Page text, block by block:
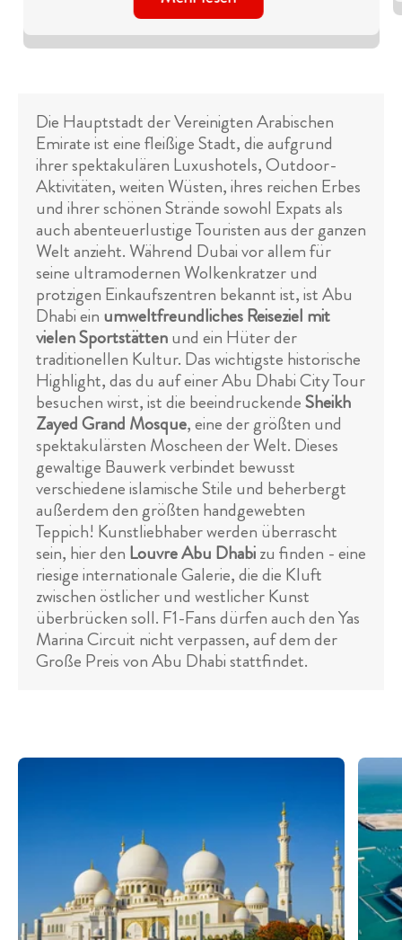
Die Hauptstadt der Vereinigten Arabischen
Emirate ist eine fleißige Stadt, die aufgrund
ihrer spektakulären Luxushotels, Outdoor-
Aktivitäten, weiten Wüsten, ihres reichen Erbes
und ihrer schönen Strände sowohl Expats als
auch abenteuerlustige Touristen aus der ganzen
Welt anzieht. Während Dubai vor allem für
seine ultramodernen Wolkenkratzer und
protzigen Einkaufszentren bekannt ist, ist Abu
Dhabi ein umweltfreundliches Reiseziel mit
vielen Sportstättenund ein Hüter der
traditionellen Kultur. Das wichtigste historische
Highlight, das du auf einer Abu Dhabi City Tour
besuchen wirst, ist die beeindruckendeSheikh
Zayed Grand Mosque, eine der größten und
spektakulärsten Moscheen der Welt. Dieses
gewaltige Bauwerk verbindet bewusst
verschiedene islamische Stile und beherbergt
außerdem den größten handgewebten
Teppich! Kunstliebhaber werden überrascht
sein, hier den Louvre Abu Dhabizu finden - eine
riesige internationale Galerie, die die Kluft
zwischen östlicher und westlicher Kunst
überbrücken soll. F1-Fans dürfen auch den Yas
Marina Circuit nicht verpassen, auf dem der
Große Preis von Abu Dhabi stattfindet.